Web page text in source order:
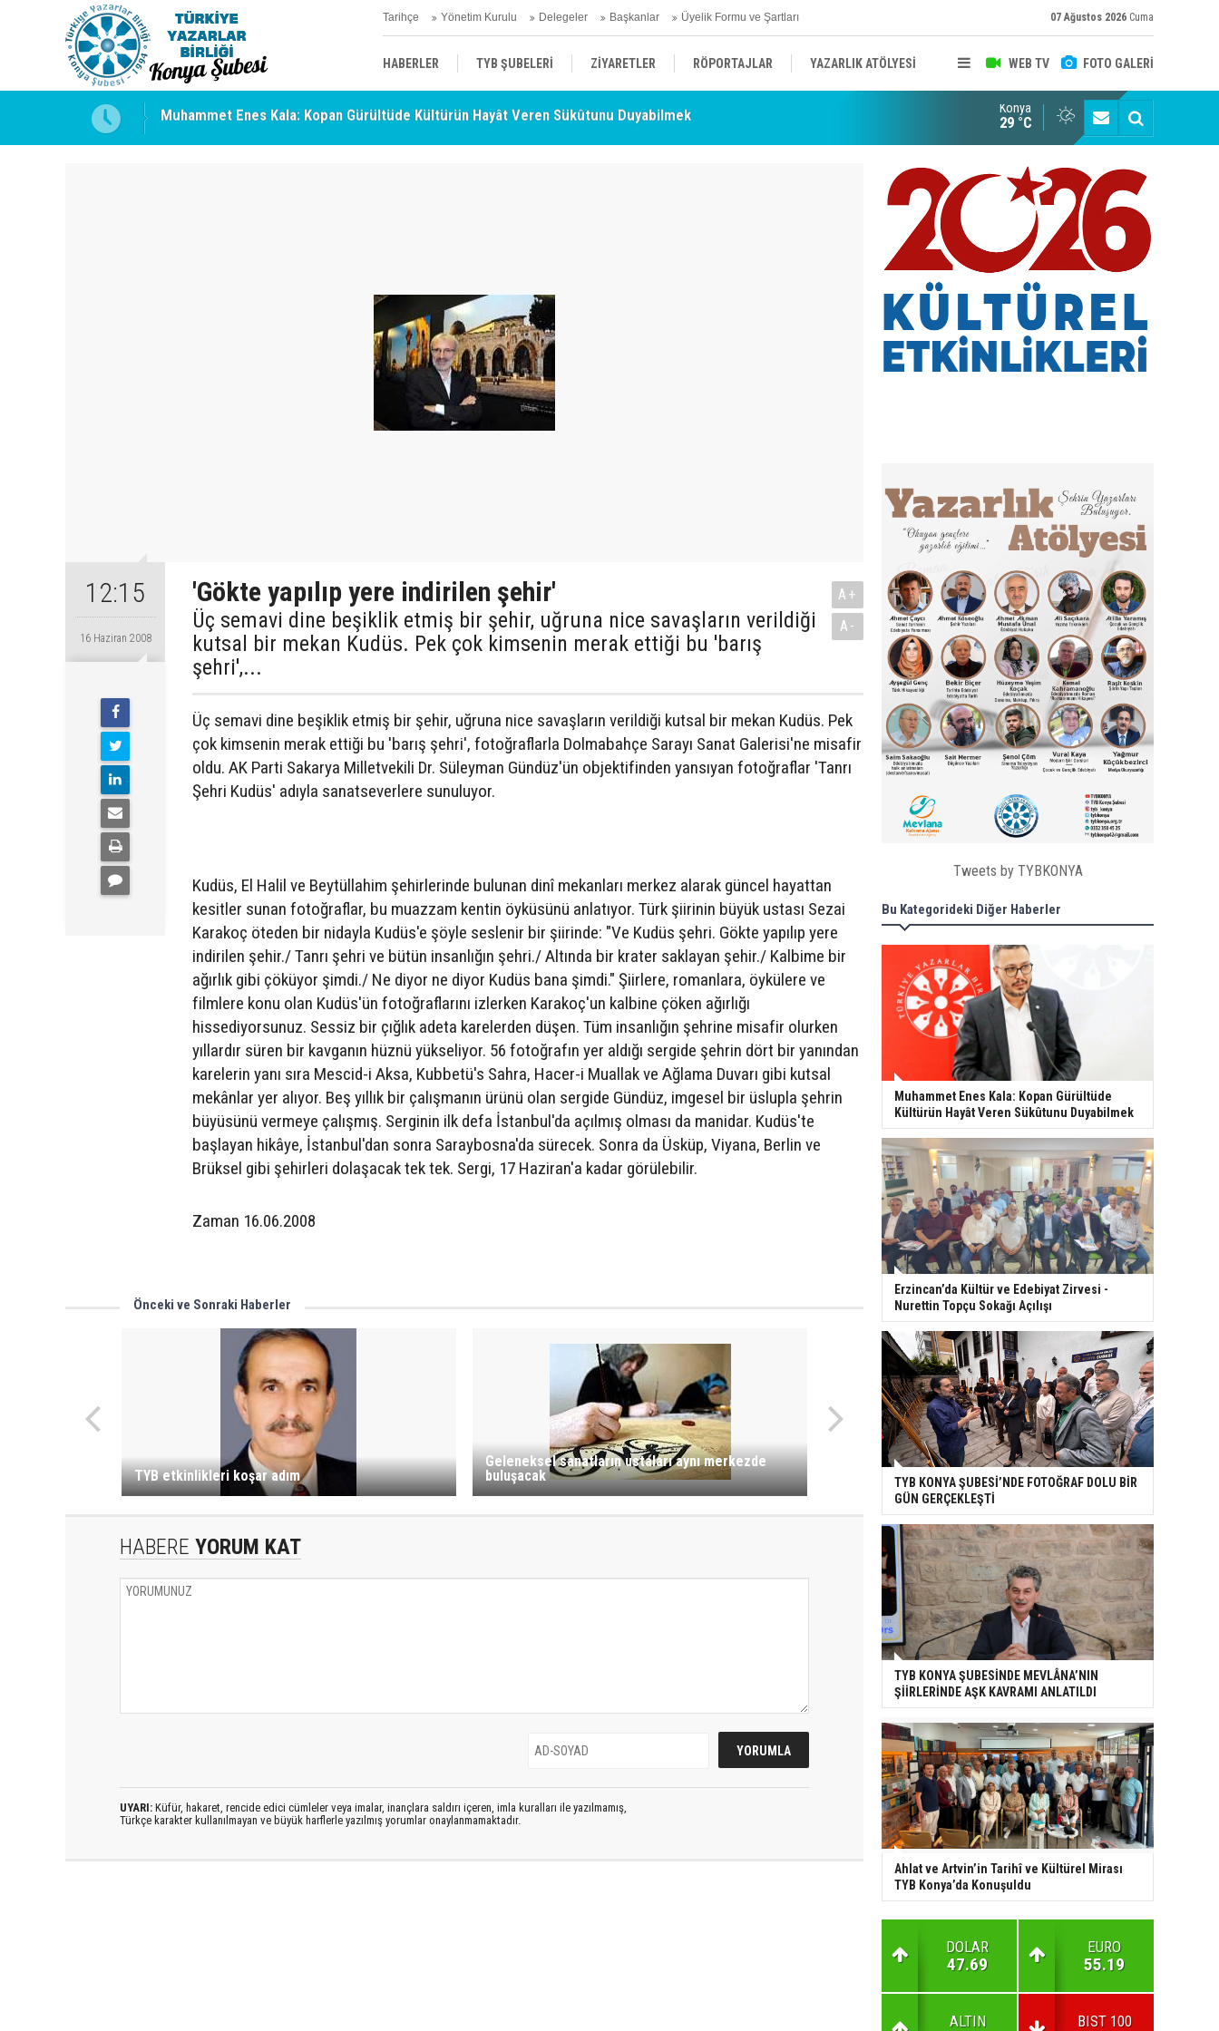
Tarihçe Yönetim Kurulu Delegeler Başkanlar Üyelik Formu ve Şartları 07 Ağustos 2026 Cuma
WEB TV FOTO GALERİ
HABERLER TYB ŞUBELERİ ZİYARETLER RÖPORTAJLAR YAZARLIK ATÖLYESİ
ÜYELERİMİZDEN HABERLER KENDİNİ ARAYAN ŞEHİR
Muhammet Enes Kala: Kopan Gürültüde Kültürün Hayât Veren Sükûtunu Duyabilmek
Erzincan’da Kültür ve Edebiyat Zirvesi - Nurettin Topçu Sokağı Açılışı TYB KONYA ŞUBESİ’NDE FOTOĞRAF DOLU BİR GÜN GERÇEKLEŞTİ
Konya
29 °C
12:15
16 Haziran 2008
'Gökte yapılıp yere indirilen şehir'
Üç semavi dine beşiklik etmiş bir şehir, uğruna nice savaşların verildiği
kutsal bir mekan Kudüs. Pek çok kimsenin merak ettiği bu 'barış
şehri',...
A+
A-
Üç semavi dine beşiklik etmiş bir şehir, uğruna nice savaşların verildiği kutsal bir mekan Kudüs. Pek
çok kimsenin merak ettiği bu 'barış şehri', fotoğraflarla Dolmabahçe Sarayı Sanat Galerisi'ne misafir
oldu. AK Parti Sakarya Milletvekili Dr. Süleyman Gündüz'ün objektifinden yansıyan fotoğraflar 'Tanrı
Şehri Kudüs' adıyla sanatseverlere sunuluyor.
Kudüs, El Halil ve Beytüllahim şehirlerinde bulunan dinî mekanları merkez alarak güncel hayattan
kesitler sunan fotoğraflar, bu muazzam kentin öyküsünü anlatıyor. Türk şiirinin büyük ustası Sezai
Karakoç öteden bir nidayla Kudüs'e şöyle seslenir bir şiirinde: "Ve Kudüs şehri. Gökte yapılıp yere
indirilen şehir./ Tanrı şehri ve bütün insanlığın şehri./ Altında bir krater saklayan şehir./ Kalbime bir
ağırlık gibi çöküyor şimdi./ Ne diyor ne diyor Kudüs bana şimdi." Şiirlere, romanlara, öykülere ve
filmlere konu olan Kudüs'ün fotoğraflarını izlerken Karakoç'un kalbine çöken ağırlığı
hissediyorsunuz. Sessiz bir çığlık adeta karelerden düşen. Tüm insanlığın şehrine misafir olurken
yıllardır süren bir kavganın hüznü yükseliyor. 56 fotoğrafın yer aldığı sergide şehrin dört bir yanından
karelerin yanı sıra Mescid-i Aksa, Kubbetü's Sahra, Hacer-i Muallak ve Ağlama Duvarı gibi kutsal
mekânlar yer alıyor. Beş yıllık bir çalışmanın ürünü olan sergide Gündüz, imgesel bir üslupla şehrin
büyüsünü vermeye çalışmış. Serginin ilk defa İstanbul'da açılmış olması da manidar. Kudüs'te
başlayan hikâye, İstanbul'dan sonra Saraybosna'da sürecek. Sonra da Üsküp, Viyana, Berlin ve
Brüksel gibi şehirleri dolaşacak tek tek. Sergi, 17 Haziran'a kadar görülebilir.
Zaman 16.06.2008
Önceki ve Sonraki Haberler
TYB etkinlikleri koşar adım
Geleneksel sanatların ustaları aynı merkezde
buluşacak
HABERE YORUM KAT
UYARI: Küfür, hakaret, rencide edici cümleler veya imalar, inançlara saldırı içeren, imla kuralları ile yazılmamış,
Türkçe karakter kullanılmayan ve büyük harflerle yazılmış yorumlar onaylanmamaktadır.
Tweets by TYBKONYA
Bu Kategorideki Diğer Haberler
Muhammet Enes Kala: Kopan Gürültüde
Kültürün Hayât Veren Sükûtunu Duyabilmek
Erzincan’da Kültür ve Edebiyat Zirvesi -
Nurettin Topçu Sokağı Açılışı
TYB KONYA ŞUBESİ’NDE FOTOĞRAF DOLU BİR
GÜN GERÇEKLEŞTİ
TYB KONYA ŞUBESİNDE MEVLÂNA’NIN
ŞİİRLERİNDE AŞK KAVRAMI ANLATILDI
Ahlat ve Artvin’in Tarihî ve Kültürel Mirası
TYB Konya’da Konuşuldu
DOLAR
47.69
EURO
55.19
ALTIN BIST 100